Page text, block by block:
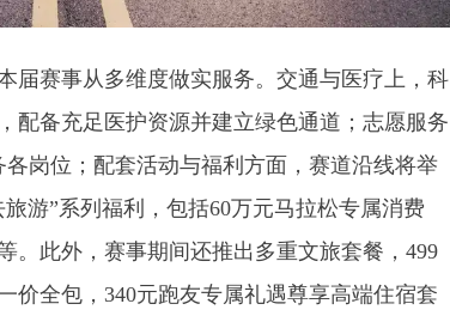
赛事从多维度做实服务。交通与医疗上，科
配备充足医护资源并建立绿色通道；志愿服务
岗位；配套活动与福利方面，赛道沿线将举
游”系列福利，包括60万元马拉松专属消费
。此外，赛事期间还推出多重文旅套餐，499
价全包，340元跑友专属礼遇尊享高端住宿套